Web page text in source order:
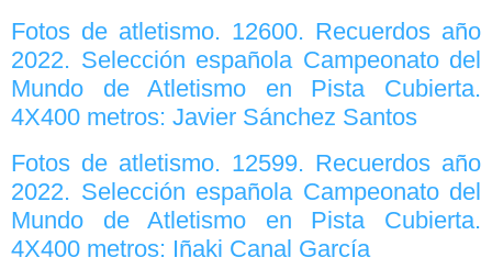
Fotos de atletismo. 12600. Recuerdos año
2022. Selección española Campeonato del
Mundo de Atletismo en Pista Cubierta.
4X400 metros: Javier Sánchez Santos
Fotos de atletismo. 12599. Recuerdos año
2022. Selección española Campeonato del
Mundo de Atletismo en Pista Cubierta.
4X400 metros: Iñaki Canal García